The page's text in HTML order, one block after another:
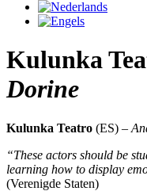
Kulunka
Dorine
Kulunka Teatro (ES) –
“These actors should be
learning how to display
(Verenigde Staten)